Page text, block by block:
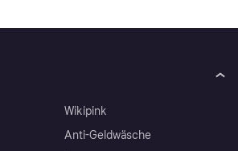
Wikipink
Anti-Geldwäsche